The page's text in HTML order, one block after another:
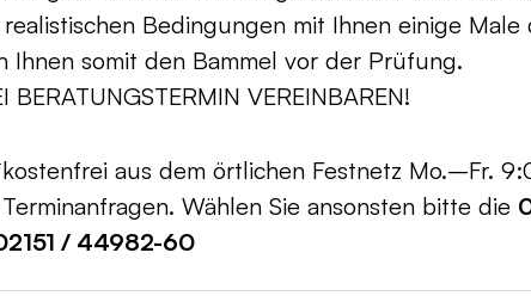
Bedingungen mit Ihnen einige Male
Ihnen somit den Bammel vor der Prüfung.
BERATUNGSTERMIN VEREINBAREN!
aus dem örtlichen Festnetz Mo.–Fr.
Wählen Sie ansonsten bitte die
/ 44982-60